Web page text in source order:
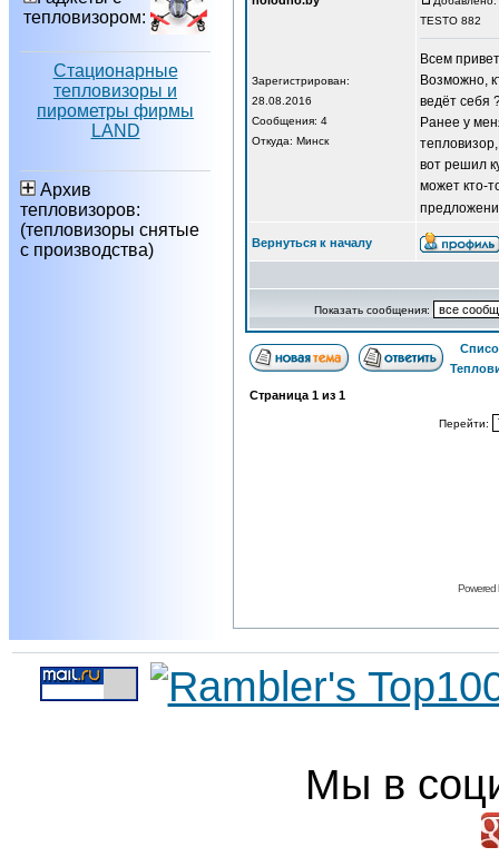
тепловизором:
Стационарные
тепловизоры и
пирометры фирмы
LAND
Архив
тепловизоров:
(тепловизоры снятые
с производства)
Зарегистрирован:
28.08.2016
Сообщения: 4
Откуда: Минск
TESTO 882
Всем
Возможно,
ведёт себя
Ранее у
вот решил
может кто-
Вернуться к началу
Показать сообщения:
Страница 1 из 1
Перейти:
Powered
Мы в